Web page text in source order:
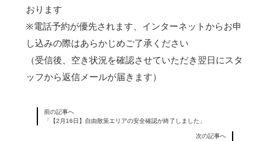
おります
※電話予約が優先されます、インターネットからお申
し込みの際はあらかじめご了承ください
（受信後、空き状況を確認させていただき翌日にスタ
ッフから返信メールが届きます）
前の記事へ
「【2月16日】自由散策エリアの安全確認が終了しました」
次の記事へ